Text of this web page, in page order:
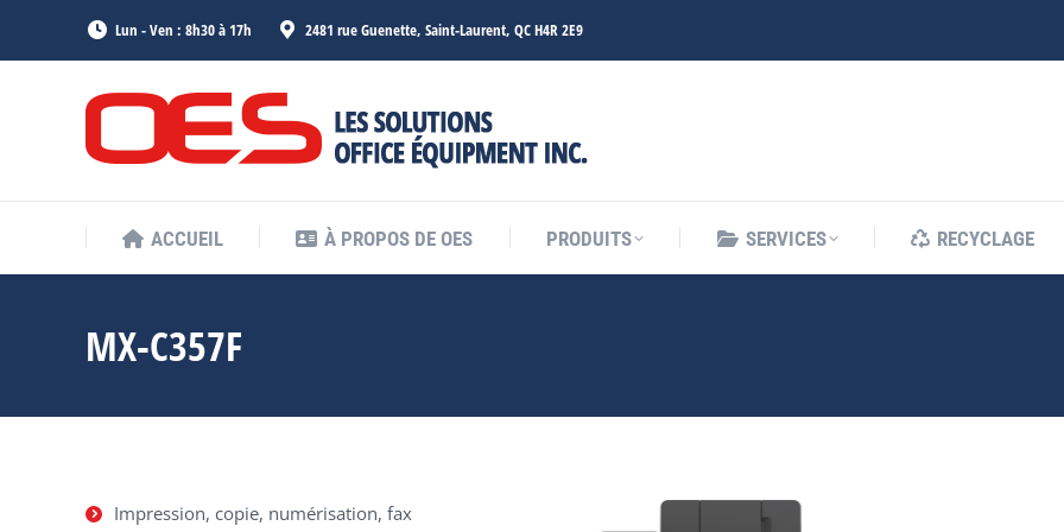
Lun - Ven : 8h30 à 17h 2481 rue Guenette, Saint-Laurent, QC H4R 2E9
ACCUEIL À PROPOS DE OES PRODUITS SERVICES RECYCLAGE
MX-C357F
Impression, copie, numérisation, fax
ACCUEIL À PROPOS DE OES PRODUITS